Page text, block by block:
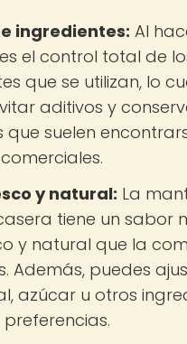
ingredientes: Al
el control total de
que se utilizan, lo
aditivos y
que suelen
y natural: La
tiene un sabor
y natural que la
Además, puedes
azúcar u otros